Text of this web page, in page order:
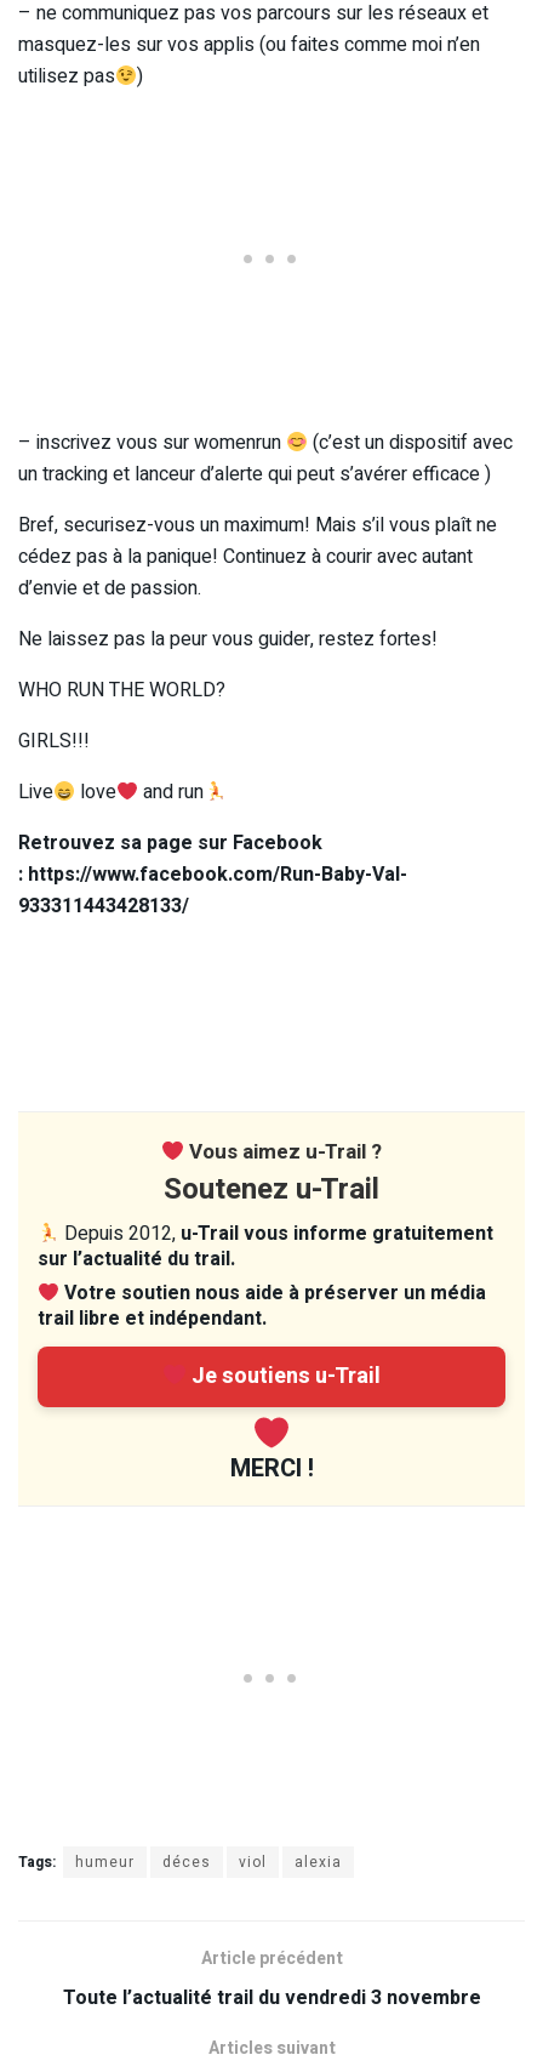
– ne communiquez pas vos parcours sur les réseaux et
masquez-les sur vos applis (ou faites comme moi n’en
utilisez pas
)
– inscrivez vous sur womenrun
(c’est un dispositif avec
un tracking et lanceur d’alerte qui peut s’avérer efficace )
Bref, securisez-vous un maximum! Mais s’il vous plaît ne
cédez pas à la panique! Continuez à courir avec autant
d’envie et de passion.
Ne laissez pas la peur vous guider, restez fortes!
WHO RUN THE WORLD?
GIRLS!!!
Live
love
and run
Retrouvez sa page sur Facebook
: https://www.facebook.com/Run-Baby-Val-
933311443428133/
Vous aimez u-Trail ?
Soutenez u-Trail
Depuis 2012, u-Trail vous informe gratuitement
sur l’actualité du trail.
Votre soutien nous aide à préserver un média
trail libre et indépendant.
Je soutiens u-Trail
MERCI !
Tags: humeur déces viol alexia
Article précédent
Toute l’actualité trail du vendredi 3 novembre
Articles suivant